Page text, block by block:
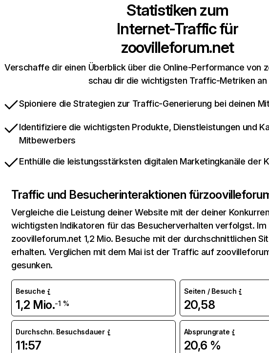
Statistiken zum
Internet-Traffic für
zoovilleforum.net
Verschaffe dir einen Überblick über die Online-Performance von
schau dir die wichtigsten Traffic-Metriken an
Spioniere die Strategien zur Traffic-Generierung bei deinen
Identifiziere die wichtigsten Produkte, Dienstleistungen und
Mitbewerbers
Enthülle die leistungsstärksten digitalen Marketingkanäle der
Traffic und Besucherinteraktionen für
Vergleiche die Leistung deiner Website mit der deiner
wichtigsten Indikatoren für das Besucherverhalten verfolgst. Im
zoovilleforum.net 1,2 Mio. Besuche mit der durchschnittlichen
erhalten. Verglichen mit dem Mai ist der Traffic auf
gesunken.
Besuche
1,2 Mio.-1 %
Seiten / Besuch
20,58
Durchschn. Besuchsdauer
11:57
Absprungrate
20,6 %